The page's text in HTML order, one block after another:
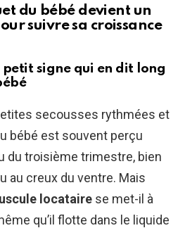
du bébé devient un
suivre sa croissance
signe qui en dit long
secousses rythmées et
bébé est souvent perçu
du troisième trimestre, bien
au creux du ventre. Mais
locataire se met-il à
qu’il flotte dans le liquide